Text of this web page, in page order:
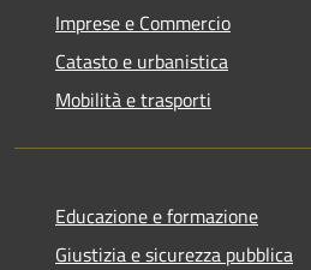
Imprese e Commercio
Catasto e urbanistica
Mobilità e trasporti
Educazione e formazione
Giustizia e sicurezza pubblica